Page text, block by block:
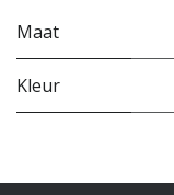
Maat
Kleur